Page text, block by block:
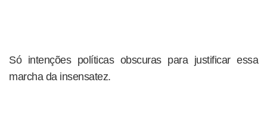
Só intenções políticas obscuras para justificar essa
marcha da insensatez.